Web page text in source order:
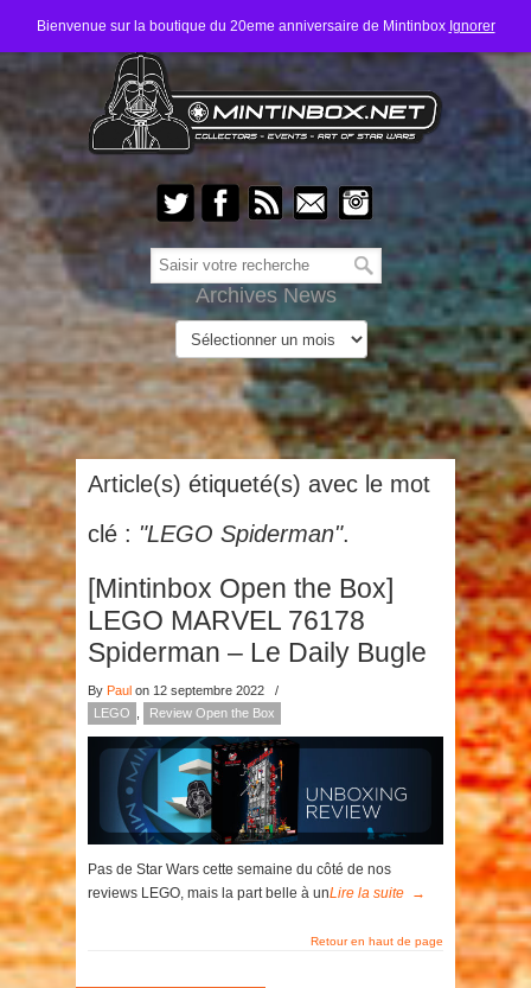
Bienvenue sur la boutique du 20eme anniversaire de Mintinbox Ignorer
Archives News
Article(s) étiqueté(s) avec le mot
clé : "LEGO Spiderman".
[Mintinbox Open the Box]
LEGO MARVEL 76178
Spiderman – Le Daily Bugle
By Paul on 12 septembre 2022
/
LEGO
Review Open the Box
Pas de Star Wars cette semaine du côté de nos
reviews LEGO, mais la part belle à unLire la suite →
Retour en haut de page